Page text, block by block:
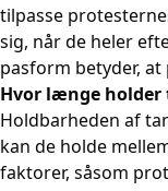
tilpasse
sig, når de heler
pasform betyder,
Hvor længe holder
Holdbarheden af
kan de holde
faktorer, såsom